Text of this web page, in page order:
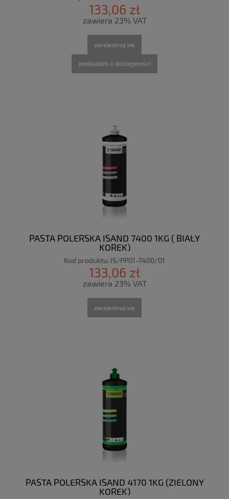
133,06 zł
zawiera 23% VAT
zarejestruj się
powiadom o dostępności
PASTA POLERSKA ISAND 7400 1KG ( BIAŁY
KOREK)
Kod produktu: IS/PP01-7400/01
133,06 zł
zawiera 23% VAT
zarejestruj się
PASTA POLERSKA ISAND 4170 1KG (ZIELONY
KOREK)